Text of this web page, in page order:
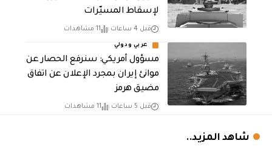
لإسقاط المسيّرات
قبل 4 ساعات 11 مشاهدات
عربي ودولي
مسؤول أمريكي: سنرفع الحصار عن
موانئ إيران بمجرد الإعلان عن اتفاق
مضيق هرمز
قبل 5 ساعات 11 مشاهدات
شاهد المزيد..